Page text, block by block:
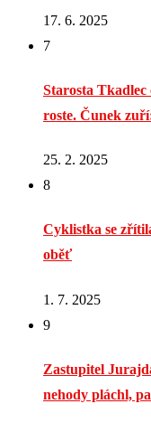
17. 6. 2025
7
Starosta Tkadlec
roste. Čunek
25. 2. 2025
8
Cyklistka se
oběť
1. 7. 2025
9
Zastupitel
nehody pláchl,